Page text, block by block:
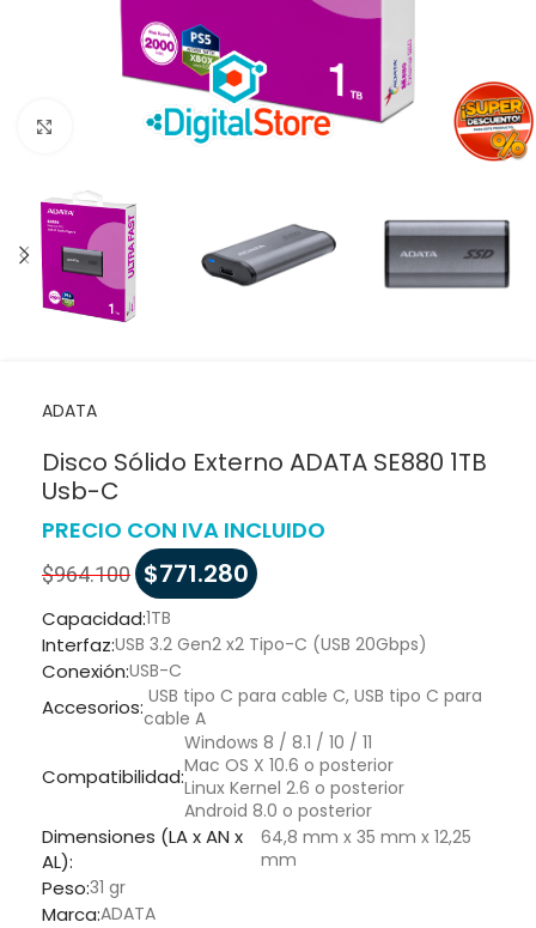
Haga clic para ampliar
ADATA
Disco Sólido Externo ADATA SE880 1TB
Usb-C
PRECIO CON IVA INCLUIDO
$964.100 $771.280
Capacidad:1TB
Interfaz:USB 3.2 Gen2 x2 Tipo-C (USB 20Gbps)
Conexión:USB-C
Accesorios: USB tipo C para cable C, USB tipo C para
cable A
Compatibilidad:
Windows 8 / 8.1 / 10 / 11
Mac OS X 10.6 o posterior
Linux Kernel 2.6 o posterior
Android 8.0 o posterior
Dimensiones (LA x AN x
AL):
64,8 mm x 35 mm x 12,25
mm
Peso:31 gr
Marca:ADATA